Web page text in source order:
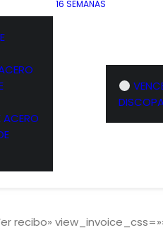
ACERO
16 SEMANAS